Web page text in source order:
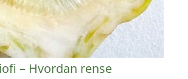
– Hvordan rense